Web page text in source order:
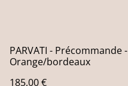
PARVATI - Précommande -
Orange/bordeaux
185,00 €